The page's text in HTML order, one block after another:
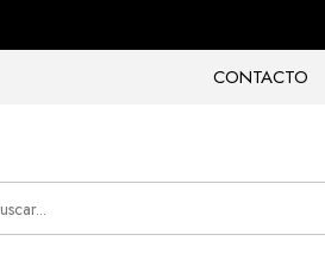
CONTACTO